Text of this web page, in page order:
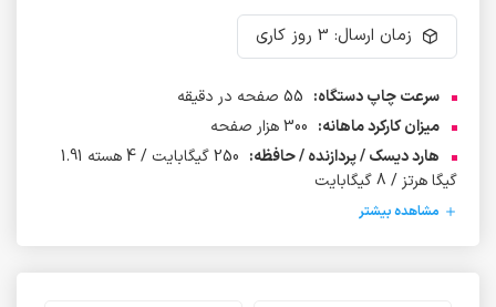
زمان ارسال: 3 روز کاری
سرعت چاپ دستگاه: 55 صفحه در دقیقه
میزان کارکرد ماهانه: 300 هزار صفحه
هارد دیسک / پردازنده / حافظه:
250 گیگابایت / 4 هسته 1.91
گیگا هرتز / 8 گیگابایت
مشاهده بیشتر